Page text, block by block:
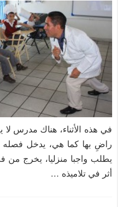
في هذه الأثناء، هناك مدرس
راضِ بها كما هي، يدخل فصله
يطلب واجبا منزليا، يخرج
أثر في تلاميذه …